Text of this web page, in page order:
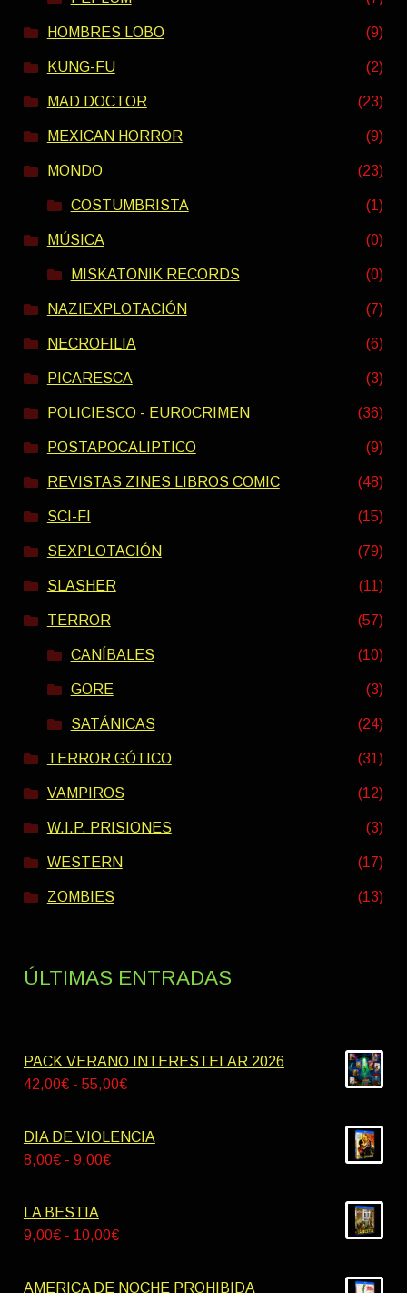
HOMBRES LOBO (9)
KUNG-FU (2)
MAD DOCTOR (23)
MEXICAN HORROR (9)
MONDO (23)
COSTUMBRISTA (1)
MÚSICA (0)
MISKATONIK RECORDS (0)
NAZIEXPLOTACIÓN (7)
NECROFILIA (6)
PICARESCA (3)
POLICIESCO - EUROCRIMEN (36)
POSTAPOCALIPTICO (9)
REVISTAS ZINES LIBROS COMIC (48)
SCI-FI (15)
SEXPLOTACIÓN (79)
SLASHER (11)
TERROR (57)
CANÍBALES (10)
GORE (3)
SATÁNICAS (24)
TERROR GÓTICO (31)
VAMPIROS (12)
W.I.P. PRISIONES (3)
WESTERN (17)
ZOMBIES (13)
ÚLTIMAS ENTRADAS
PACK VERANO INTERESTELAR 2026
42,00€ - 55,00€Rango
precios:
DIA DE VIOLENCIA
8,00€ - 9,00€Rango
desde
LA BESTIA
9,00€ - 10,00€Rango
precios:
AMERICA DE NOCHE PROHIBIDA